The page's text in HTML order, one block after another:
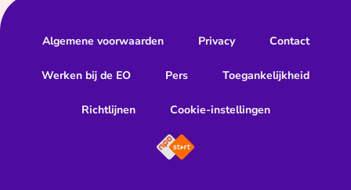
Algemene voorwaarden Privacy Contact
Werken bij de EO Pers Toegankelijkheid
Richtlijnen Cookie-instellingen